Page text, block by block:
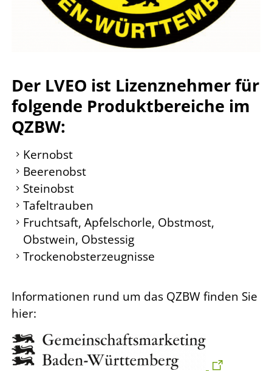
Der LVEO ist Lizenznehmer für
folgende Produktbereiche im
QZBW:
Kernobst
Beerenobst
Steinobst
Tafeltrauben
Fruchtsaft, Apfelschorle, Obstmost,
Obstwein, Obstessig
Trockenobsterzeugnisse
Informationen rund um das QZBW finden Sie
hier: